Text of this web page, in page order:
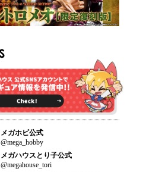
メガホビ公式
@mega_hobby
メガハウスとり子公式
@megahouse_tori